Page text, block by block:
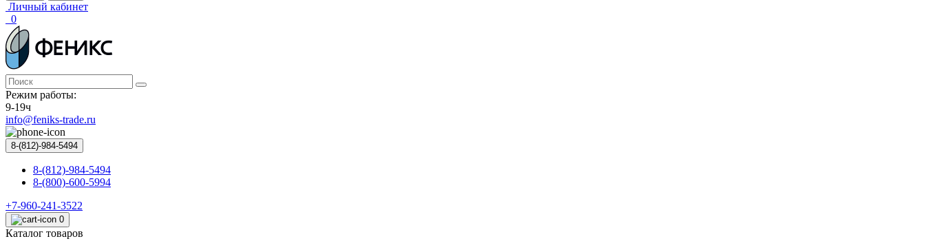
Личный кабинет
0
Режим работы:
9-19ч
info@feniks-trade.ru
8-(812)-984-5494
8-(812)-984-5494
8-(800)-600-5994
+7-960-241-3522
0
Каталог товаров